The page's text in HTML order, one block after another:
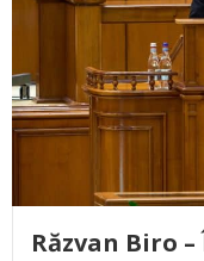
Răzvan Biro